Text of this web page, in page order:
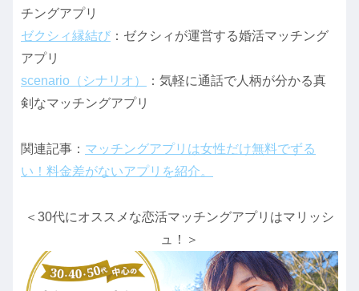
チングアプリ
ゼクシィ縁結び ：ゼクシィが運営する婚活マッチング
アプリ
scenario（シナリオ）
：気軽に通話で人柄が分かる真
剣なマッチングアプリ
関連記事： マッチングアプリは女性だけ無料でずる
い！料金差がないアプリを紹介。
＜30代にオススメな恋活マッチングアプリはマリッシ
ュ！＞